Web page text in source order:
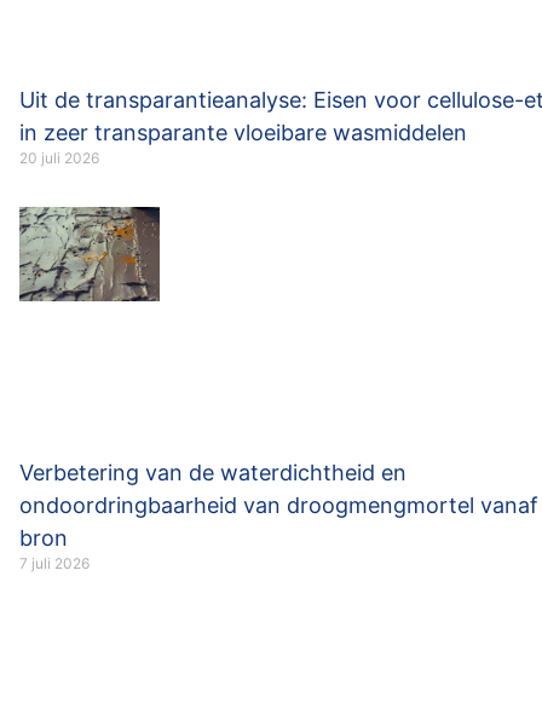
Uit de transparantieanalyse: Eisen voor cellulose-
in zeer transparante vloeibare wasmiddelen
20 juli 2026
Verbetering van de waterdichtheid en
ondoordringbaarheid van droogmengmortel vanaf
bron
7 juli 2026